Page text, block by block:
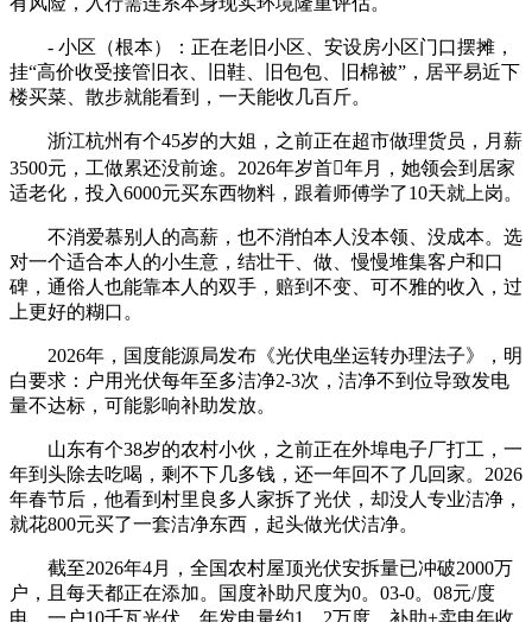
- 小区（根本）：正在老旧小区、安设房小区门口摆摊，
挂“高价收受接管旧衣、旧鞋、旧包包、旧棉被”，居平易近下
楼买菜、散步就能看到，一天能收几百斤。
浙江杭州有个45岁的大姐，之前正在超市做理货员，月薪
3500元，工做累还没前途。2026年岁首年月，她领会到居家
适老化，投入6000元买东西物料，跟着师傅学了10天就上岗。
不消爱慕别人的高薪，也不消怕本人没本领、没成本。选
对一个适合本人的小生意，结壮干、做、慢慢堆集客户和口
碑，通俗人也能靠本人的双手，赔到不变、可不雅的收入，过
上更好的糊口。
2026年，国度能源局发布《光伏电坐运转办理法子》，明
白要求：户用光伏每年至多洁净2-3次，洁净不到位导致发电
量不达标，可能影响补助发放。
山东有个38岁的农村小伙，之前正在外埠电子厂打工，一
年到头除去吃喝，剩不下几多钱，还一年回不了几回家。2026
年春节后，他看到村里良多人家拆了光伏，却没人专业洁净，
就花800元买了一套洁净东西，起头做光伏洁净。
截至2026年4月，全国农村屋顶光伏安拆量已冲破2000万
户，且每天都正在添加。国度补助尺度为0。03-0。08元/度
电，一户10千瓦光伏，年发电量约1。2万度，补助+卖电年收